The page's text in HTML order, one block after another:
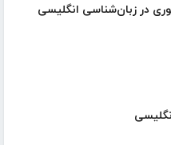
در زبان‌شناسی انگلیسی